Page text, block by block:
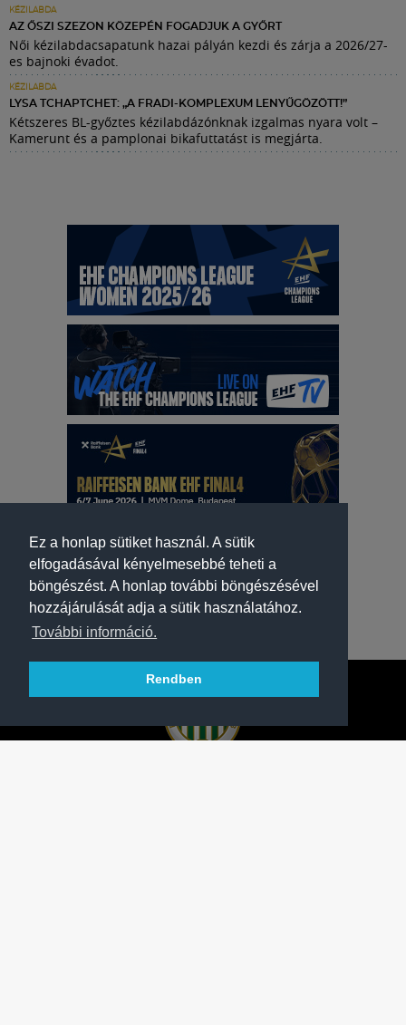
Ez a honlap sütiket használ. A sütik
elfogadásával kényelmesebbé teheti a
böngészést. A honlap további böngészésével
hozzájárulását adja a sütik használatához.
További információ.
Rendben
KÉZILABDA
AZ ŐSZI SZEZON KÖZEPÉN FOGADJUK A GYŐRT
Női kézilabdacsapatunk hazai pályán kezdi és zárja a 2026/27-
es bajnoki évadot.
KÉZILABDA
LYSA TCHAPTCHET: „A FRADI-KOMPLEXUM LENYŰGÖZÖTT!”
Kétszeres BL-győztes kézilabdázónknak izgalmas nyara volt –
Kamerunt és a pamplonai bikafuttatást is megjárta.